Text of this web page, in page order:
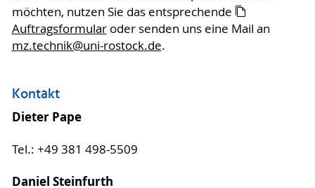
möchten, nutzen Sie das entsprechende
Auftragsformularoder senden uns eine Mail an
mz.technik@uni-rostock.de.
Kontakt
Dieter Pape
Tel.: +49 381 498-5509
Daniel Steinfurth